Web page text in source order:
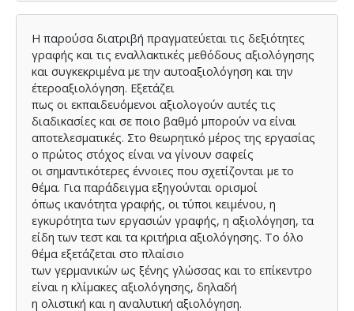
Partnerevaluation korrigiert und bewertet wurden. Es
wurde festgestellt, dass die Lernenden
diese Methoden nützlich, hilfreich, effektiv und auch
unterhaltsam gefunden haben. Obwohl
sie am Anfang zurückhaltend waren und den ganzen
Prozess der alternativen
Evaluationsmethoden nicht so gerne ausprobieren
wollten, waren sie am Ende total
begeistert und fanden es erfolgreich. Wir dürfen nicht
vergessen, dass es Zeit kostet, aber es
lohnt sich, denn die Selbst- und Partnerbewertung hilft
den Fremdsprachenlernenden,
bewusst aus ihren Fehlern zu lernen. Diese alternativen
Bewertungsmethoden sollten in den
Unterricht integriert werden: Im Unterricht mit jungen
Lernenden sind sie zu empfehlen, da
sie spielerisch als Hilfsmittel eingesetzt werden können.
H παρούσα διατριβή πραγματεύεται τις δεξιότητες
γραφής και τις εναλλακτικές μεθόδους αξιολόγησης
και συγκεκριμένα με την αυτοαξιολόγηση και την
έτεροαξιολόγηση. Εξετάζει
πως οι εκπαιδευόμενοι αξιολογούν αυτές τις
διαδικασίες και σε ποιο βαθμό μπορούν να είναι
αποτελεσματικές. Στο θεωρητικό μέρος της εργασίας
ο πρώτος στόχος είναι να γίνουν σαφείς
οι σημαντικότερες έννοιες που σχετίζονται με το
θέμα. Για παράδειγμα εξηγούνται ορισμοί
όπως ικανότητα γραφής, οι τύποι κειμένου, η
εγκυρότητα των εργασιών γραφής, η αξιολόγηση, τα
είδη των τεστ και τα κριτήρια αξιολόγησης. Το όλο
θέμα εξετάζεται στο πλαίσιο
των γερμανικών ως ξένης γλώσσας και το επίκεντρο
είναι η κλίμακες αξιολόγησης, δηλαδή
η ολιστική και η αναλυτική αξιολόγηση.